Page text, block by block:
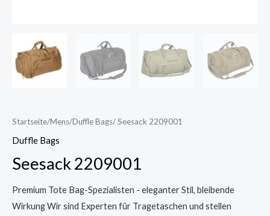
Startseite/Mens/Duffle Bags/ Seesack 2209001
Duffle Bags
Seesack 2209001
Premium Tote Bag-Spezialisten - eleganter Stil, bleibende
Wirkung Wir sind Experten für Tragetaschen und stellen